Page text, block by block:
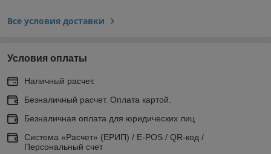
Все условия доставки
Условия оплаты
Наличный расчет.
Безналичный расчет. Оплата картой.
Безналичная оплата для юридических лиц
Система «Расчет» (ЕРИП) / E-POS / QR-код /
Персональный счет